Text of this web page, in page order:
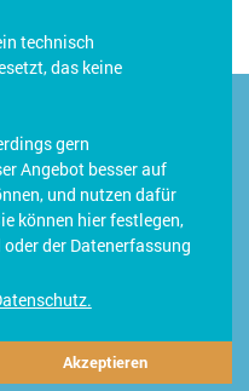
technisch
das keine
gern
Angebot besser auf
und nutzen dafür
können hier festlegen,
der Datenerfassung
Akzeptieren